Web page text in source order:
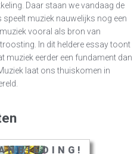
Daar staan we vandaag de
speelt muziek nauwelijks nog een
vooral als bron van
In dit heldere essay toont
muziek eerder een fundament dan
laat ons thuiskomen in